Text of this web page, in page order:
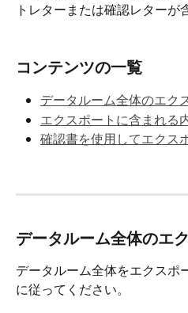
トレターまたは確認レターが
コンテンツの一覧
データルーム全体のエク
エクスポートに含まれる
確認書を使用してエクス
データルーム全体のエ
データルーム全体をエクスポ
に従ってください。